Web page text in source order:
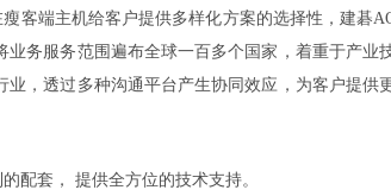
客端主机给客户提供多样化方案的选择性，建碁
务服务范围遍布全球一百多个国家，着重于产业
，透过多种沟通平台产生协同效应，为客户提供
配套， 提供全方位的技术支持。